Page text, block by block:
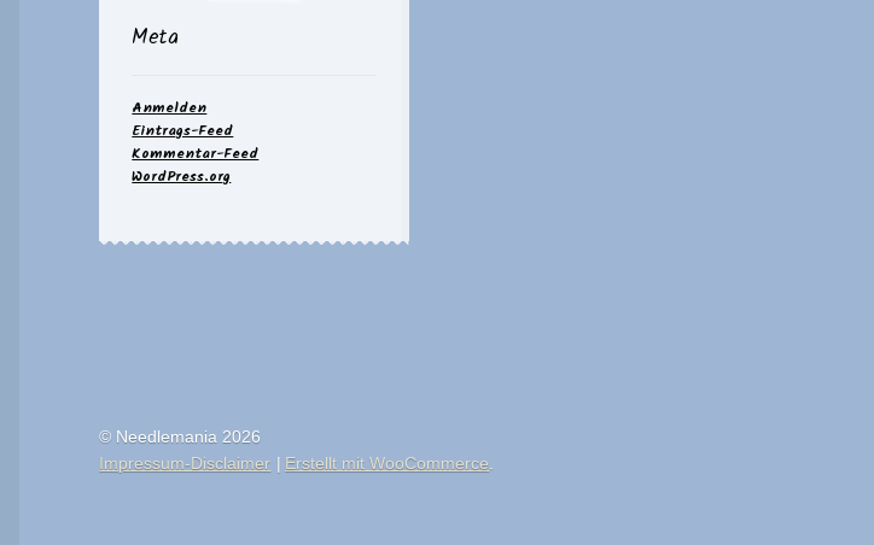
Meta
Anmelden
Eintrags-Feed
Kommentar-Feed
WordPress.org
© Needlemania 2026
Impressum-Disclaimer
Erstellt mit WooCommerce.